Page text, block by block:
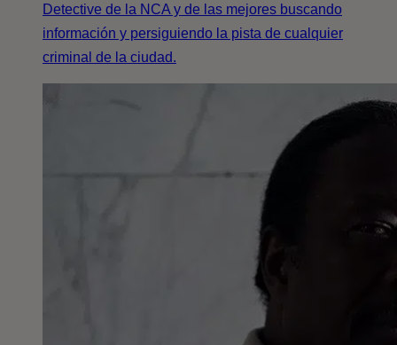
Detective de la NCA y de las mejores buscando
información y persiguiendo la pista de cualquier
criminal de la ciudad.